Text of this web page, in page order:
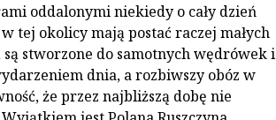
oddalonymi niekiedy o cały dzień
tej okolicy mają postać raczej małych
stworzone do samotnych wędrówek i
dnia, a rozbiwszy obóz w
że przez najbliższą dobę nie